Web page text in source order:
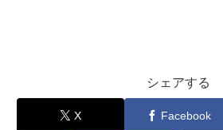
シェアする
X Facebook